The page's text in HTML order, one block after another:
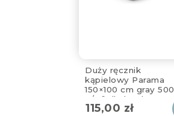
Duży ręcznik
kąpielowy Parama
150×100 cm gray 500
g/m² dla bardzo
wysokich osób
115,00 zł